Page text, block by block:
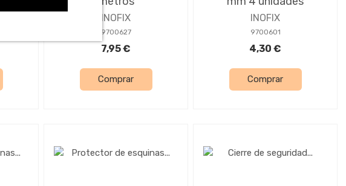
INOFIX
9700627
7,95 €
Comprar
INOFIX
9700601
4,30 €
Comprar